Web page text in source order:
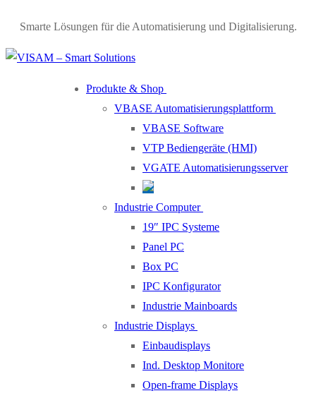
Smarte Lösungen für die Automatisierung und Digitalisierung.
Produkte & Shop
VBASE Automatisierungsplattform
VBASE Software
VTP Bediengeräte (HMI)
VGATE Automatisierungsserver
Industrie Computer
19″ IPC Systeme
Panel PC
Box PC
IPC Konfigurator
Industrie Mainboards
Industrie Displays
Einbaudisplays
Ind. Desktop Monitore
Open-frame Displays